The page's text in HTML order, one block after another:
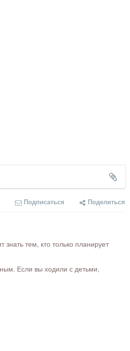
Подписаться Поделиться
тем, кто только планирует
Если вы ходили с детьми,